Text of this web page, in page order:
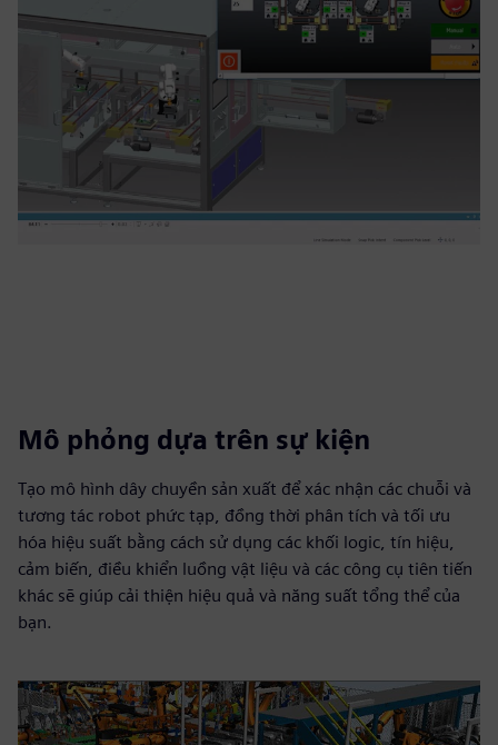
Mô phỏng dựa trên sự kiện
Tạo mô hình dây chuyền sản xuất để xác nhận các chuỗi và
tương tác robot phức tạp, đồng thời phân tích và tối ưu
hóa hiệu suất bằng cách sử dụng các khối logic, tín hiệu,
cảm biến, điều khiển luồng vật liệu và các công cụ tiên tiến
khác sẽ giúp cải thiện hiệu quả và năng suất tổng thể của
bạn.